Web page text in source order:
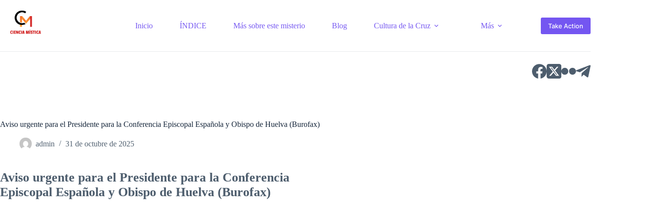
contenido
Inicio ÍNDICE Más sobre este misterio Blog Cultura de la Cruz Más Take Action
Aviso urgente para el Presidente para la Conferencia Episcopal Española y Obispo de Huelva (Burofax)
admin 31 de octubre de 2025
Aviso urgente para el Presidente para la Conferencia
Episcopal Española y Obispo de Huelva (Burofax)